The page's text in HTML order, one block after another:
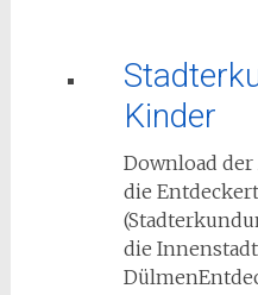
Kinder
Download
die
die